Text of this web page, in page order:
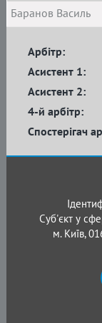
Баранов Василь
Арбітр:
Асистент 1:
Асистент 2:
4-й арбітр:
Спостерігач
Суб'єкт у
м. Київ,